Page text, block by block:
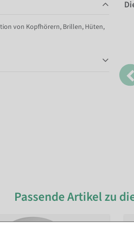
von Kopfhörern, Brillen, Hüten,
Passende Artikel zu